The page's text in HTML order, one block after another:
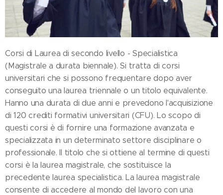
Corsi di Laurea di secondo livello - Specialistica
(Magistrale a durata biennale). Si tratta di corsi
universitari che si possono frequentare dopo aver
conseguito una laurea triennale o un titolo equivalente.
Hanno una durata di due anni e prevedono l'acquisizione
di 120 crediti formativi universitari (CFU). Lo scopo di
questi corsi è di fornire una formazione avanzata e
specializzata in un determinato settore disciplinare o
professionale. Il titolo che si ottiene al termine di questi
corsi è la laurea magistrale, che sostituisce la
precedente laurea specialistica. La laurea magistrale
consente di accedere al mondo del lavoro con una